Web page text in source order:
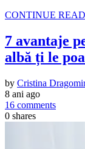
CONTINUE
7 avantaje
albă ți le
by Cristina
8 ani ago
16 comments
0 shares